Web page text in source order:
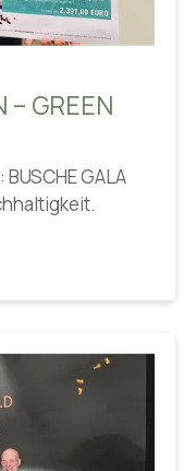
– GREEN
GALA